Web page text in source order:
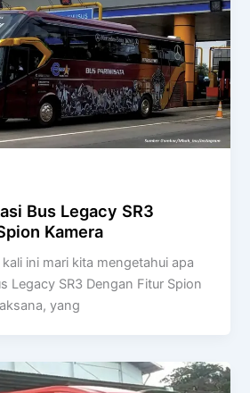
Bus Legacy SR3
Kamera
ini mari kita mengetahui apa
Legacy SR3 Dengan Fitur Spion
yang